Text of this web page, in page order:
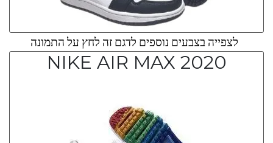
לצפייה בצבעים נוספים לדגם זה לחץ על התמונה
NIKE AIR MAX 2020